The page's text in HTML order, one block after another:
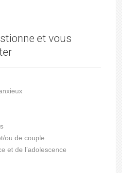
et vous
ou de couple
et de l’adolescence